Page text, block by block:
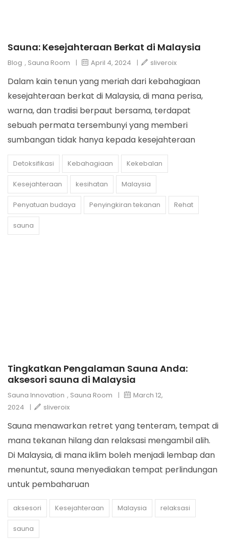
Sauna: Kesejahteraan Berkat di Malaysia
Blog , Sauna Room | April 4, 2024 | sliveroix
Dalam kain tenun yang meriah dari kebahagiaan
kesejahteraan berkat di Malaysia, di mana perisa,
warna, dan tradisi berpaut bersama, terdapat
sebuah permata tersembunyi yang memberi
sumbangan tidak hanya kepada kesejahteraan
Detoksifikasi Kebahagiaan Kekebalan
Kesejahteraan kesihatan Malaysia
Penyatuan budaya Penyingkiran tekanan Rehat
sauna
Tingkatkan Pengalaman Sauna Anda:
aksesori sauna di Malaysia
Sauna Innovation , Sauna Room |
March 12,
2024
| sliveroix
Sauna menawarkan retret yang tenteram, tempat di
mana tekanan hilang dan relaksasi mengambil alih.
Di Malaysia, di mana iklim boleh menjadi lembap dan
menuntut, sauna menyediakan tempat perlindungan
untuk pembaharuan
aksesori Kesejahteraan Malaysia relaksasi
sauna